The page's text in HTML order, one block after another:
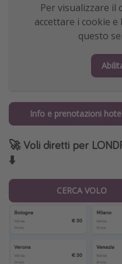
Per visualizzare il
accettare i cookie
questo
Info e prenotazioni
🚀 Voli diretti per
⬇️
CERCA VOLO